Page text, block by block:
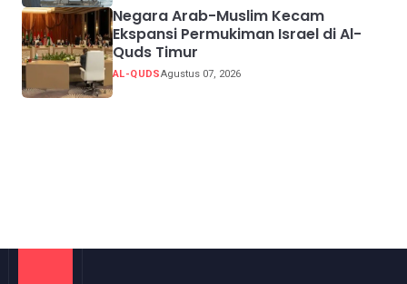
Negara Arab-Muslim Kecam
Ekspansi Permukiman Israel di Al-
Quds Timur
AL-QUDSAgustus 07, 2026